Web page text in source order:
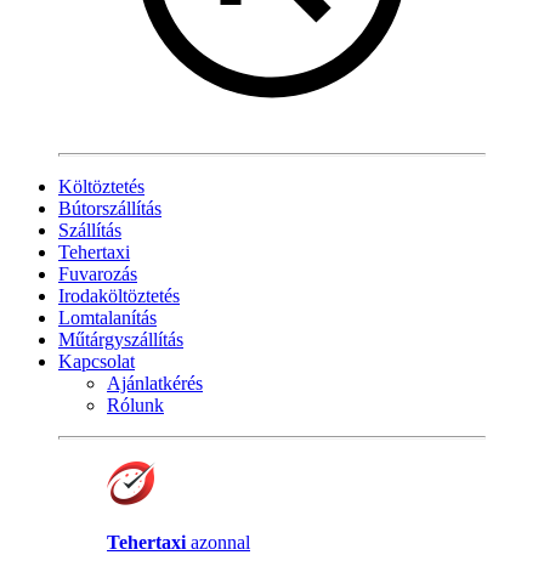
Költöztetés
Bútorszállítás
Szállítás
Tehertaxi
Fuvarozás
Irodaköltöztetés
Lomtalanítás
Műtárgyszállítás
Kapcsolat
Ajánlatkérés
Rólunk
Tehertaxi azonnal